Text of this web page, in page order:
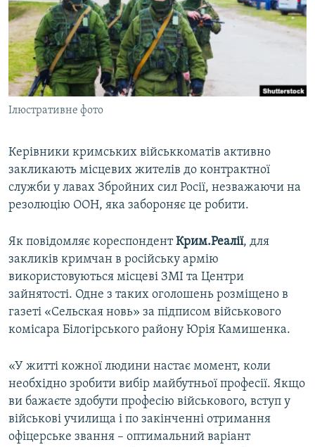
СПЕЦПРОЕКТИ
ДЕПОРТАЦІЯ
ВІДЕОУРОКИ «ELIFBE»
СВІДЧЕННЯ ОКУПАЦІЇ
УКРАЇНСЬКА ПРОБЛЕМА КРИМУ
ЯК ОБІЙТИ БЛОКУВАННЯ
Русский
Qırımtatar
Усі сайти RFE/RL
Ілюстративне фото
Керівники кримських військкоматів активно
закликають місцевих жителів до контрактної
служби у лавах Збройних сил Росії, незважаючи на
резолюцію ООН, яка забороняє це робити.
Як повідомляє кореспондентКрим.Реалії, для
закликів кримчан в російську армію
використовуються місцеві ЗМІ та Центри
зайнятості. Одне з таких оголошень розміщено в
газеті «Сельская новь» за підписом військового
комісара Білогірського району Юрія Камишенка.
«У житті кожної людини настає момент, коли
необхідно зробити вибір майбутньої професії. Якщо
ви бажаєте здобути професію військового, вступ у
військові училища і по закінченні отримання
офіцерське звання – оптимальний варіант